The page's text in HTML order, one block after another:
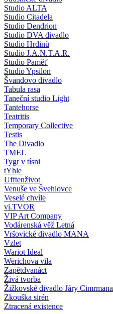
Studio ALTA
Studio Citadela
Studio Dendrion
Studio DVA divadlo
Studio Hrdinů
Studio J.A.N.T.A.R.
Studio Paměť
Studio Ypsilon
Švandovo divadlo
Tabula rasa
Taneční studio Light
Tantehorse
Teatritis
Temporary Collective
Testis
The Divadlo
TMEL
Tygr v tísni
tYhle
Ufftenživot
Venuše ve Švehlovce
Veselé chvíle
vi.TVOR
VIP Art Company
Vodárenská věž Letná
Vršovické divadlo MANA
Vzlet
Wariot Ideal
Werichova vila
Zapětdvanáct
Živá tvorba
Žižkovské divadlo Járy Cimrmana
Zkouška sirén
Ztracená existence